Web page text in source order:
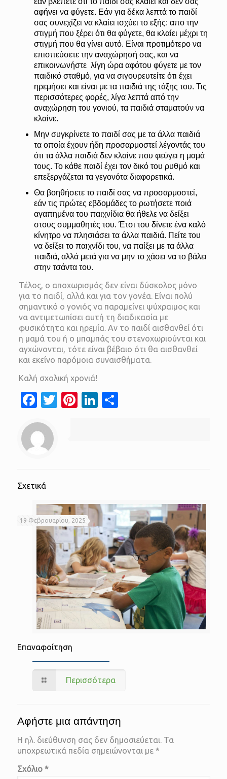
αφήνει να φύγετε. Εάν για δέκα λεπτά το παιδί
σας συνεχίζει να κλαίει ισχύει το εξής: απο την
στιγμή που ξέρει ότι θα φύγετε, θα κλαίει μέχρι τη
στιγμή που θα γίνει αυτό. Είναι προτιμότερο να
επισπεύσετε την αναχώρησή σας, και να
επικοινωνήστε λίγη ώρα αφότου φύγετε με τον
παιδικό σταθμό, για να σιγουρευτείτε ότι έχει
ηρεμήσει και είναι με τα παιδιά της τάξης του. Τις
περισσότερες φορές, λίγα λεπτά από την
αναχώρηση του γονιού, τα παιδιά σταματούν να
κλαίνε.
Μην συγκρίνετε το παιδί σας με τα άλλα παιδιά
τα οποία έχουν ήδη προσαρμοστεί λέγοντάς του
ότι τα άλλα παιδιά δεν κλαίνε που φεύγει η μαμά
τους. Το κάθε παιδί έχει τον δικό του ρυθμό και
επεξεργάζεται τα γεγονότα διαφορετικά.
Θα βοηθήσετε το παιδί σας να προσαρμοστεί,
εάν τις πρώτες εβδομάδες το ρωτήσετε ποιά
αγαπημένα του παιχνίδια θα ήθελε να δείξει
στους συμμαθητές του. Έτσι του δίνετε ένα καλό
κίνητρο να πλησιάσει τα άλλα παιδιά. Πείτε του
να δείξει το παιχνίδι του, να παίξει με τα άλλα
παιδιά, αλλά μετά για να μην το χάσει να το βάλει
στην τσάντα του.
Τέλος, ο αποχωρισμός δεν είναι δύσκολος μόνο
για το παιδί, αλλά και για τον γονέα. Είναι πολύ
σημαντικό ο γονιός να παραμείνει ψύχραιμος και
να αντιμετωπίσει αυτή τη διαδικασία με
φυσικότητα και ηρεμία. Αν το παιδί αισθανθεί ότι
η μαμά του ή ο μπαμπάς του στενοχωριούνται και
αγχώνονται, τότε είναι βέβαιο ότι θα αισθανθεί
και εκείνο παρόμοια συναισθήματα.
Καλή σχολική χρονιά!
Facebook
Twitter
Pinterest
LinkedIn
Σχετικά
19 Φεβρουαρίου, 2025
Επαναφοίτηση
Περισσότερα
Αφήστε μια απάντηση
Η ηλ. διεύθυνση σας δεν δημοσιεύεται. Τα
υποχρεωτικά πεδία σημειώνονται με *
Σχόλιο *